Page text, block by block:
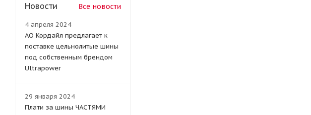
Новости Все новости
4 апреля 2024
АО Кордайл предлагает к
поставке цельнолитые шины
под собственным брендом
Ultrapower
29 января 2024
Плати за шины ЧАСТЯМИ